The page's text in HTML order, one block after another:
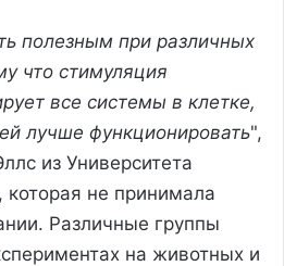
полезным при различных
что стимуляция
все системы в клетке,
лучше функционировать",
из Университета
не принимала
Различные группы
на животных и